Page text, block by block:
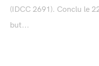
(IDCC 2691). Conclu le
but...